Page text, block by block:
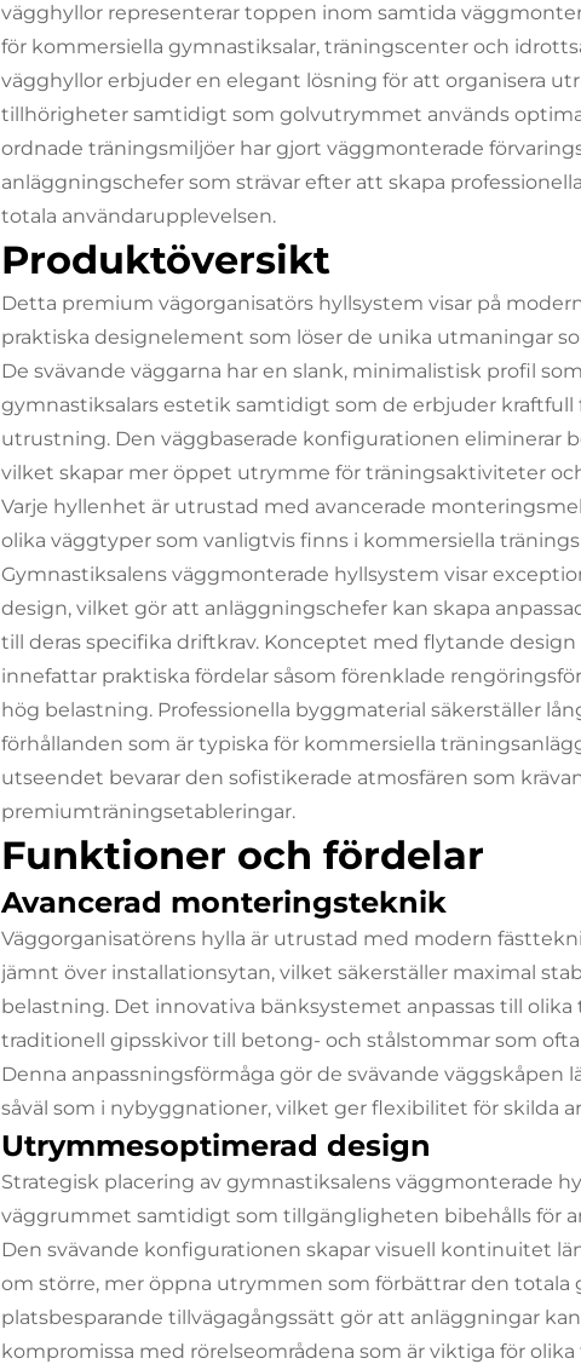
vägghyllor representerar toppen inom samtida
för kommersiella gymnastiksalar, träningscenter och
vägghyllor erbjuder en elegant lösning för att organisera
tillhörigheter samtidigt som golvutrymmet används
ordnade träningsmiljöer har gjort väggmonterade
anläggningschefer som strävar efter att skapa
totala användarupplevelsen.
Produktöversikt
Detta premium vägorganisatörs hyllsystem visar på
praktiska designelement som löser de unika utmaningar
De svävande väggarna har en slank, minimalistisk profil
gymnastiksalars estetik samtidigt som de erbjuder
utrustning. Den väggbaserade konfigurationen eliminerar
vilket skapar mer öppet utrymme för träningsaktiviteter
Varje hyllenhet är utrustad med avancerade
olika väggtyper som vanligtvis finns i kommersiella
Gymnastiksalens väggmonterade hyllsystem visar
design, vilket gör att anläggningschefer kan skapa
till deras specifika driftkrav. Konceptet med flytande
innefattar praktiska fördelar såsom förenklade
hög belastning. Professionella byggmaterial säkerställer
förhållanden som är typiska för kommersiella
utseendet bevarar den sofistikerade atmosfären som
premiumträningsetableringar.
Funktioner och fördelar
Avancerad monteringsteknik
Väggorganisatörens hylla är utrustad med modern
jämnt över installationsytan, vilket säkerställer maximal
belastning. Det innovativa bänksystemet anpassas till
traditionell gipsskivor till betong- och stålstommar som
Denna anpassningsförmåga gör de svävande
såväl som i nybyggnationer, vilket ger flexibilitet för skilda
Utrymmesoptimerad design
Strategisk placering av gymnastiksalens väggmonterade
väggrummet samtidigt som tillgängligheten bibehålls för
Den svävande konfigurationen skapar visuell kontinuitet
om större, mer öppna utrymmen som förbättrar den totala
platsbesparande tillvägagångssätt gör att anläggningar
kompromissa med rörelseområdena som är viktiga för